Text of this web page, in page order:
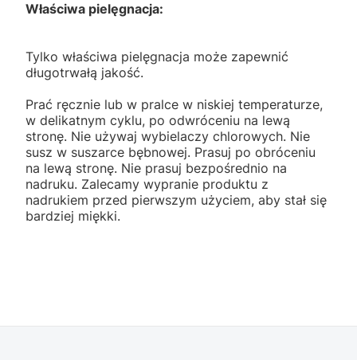
Właściwa pielęgnacja:
Tylko właściwa pielęgnacja może zapewnić
długotrwałą jakość.
Prać ręcznie lub w pralce w niskiej temperaturze,
w delikatnym cyklu, po odwróceniu na lewą
stronę. Nie używaj wybielaczy chlorowych. Nie
susz w suszarce bębnowej. Prasuj po obróceniu
na lewą stronę. Nie prasuj bezpośrednio na
nadruku. Zalecamy wypranie produktu z
nadrukiem przed pierwszym użyciem, aby stał się
bardziej miękki.